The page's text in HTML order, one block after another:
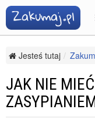
Jesteś tutaj
JAK NIE